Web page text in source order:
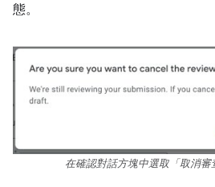
態。
在確認對話方塊中選取「取消審